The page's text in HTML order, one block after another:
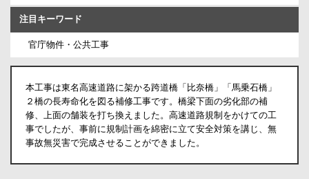
注目キーワード
官庁物件・公共工事
本工事は東名高速道路に架かる跨道橋「比奈橋」「馬乗石橋」
２橋の長寿命化を図る補修工事です。橋梁下面の劣化部の補
修、上面の舗装を打ち換えました。高速道路規制をかけての工
事でしたが、事前に規制計画を綿密に立て安全対策を講じ、無
事故無災害で完成させることができました。